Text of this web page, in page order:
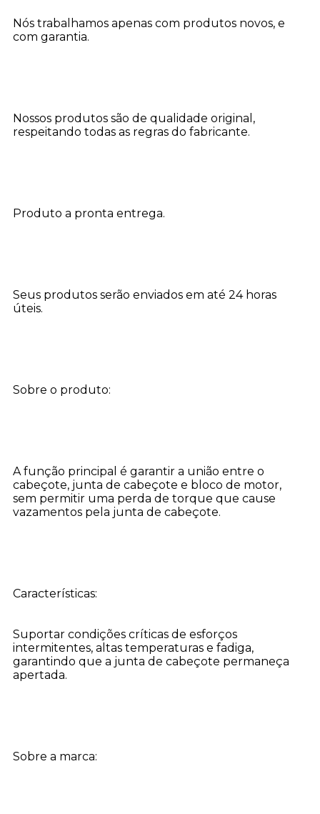
Nós trabalhamos apenas com produtos novos, e
com garantia.
Nossos produtos são de qualidade original,
respeitando todas as regras do fabricante.
Produto a pronta entrega.
Seus produtos serão enviados em até 24 horas
úteis.
Sobre o produto:
A função principal é garantir a união entre o
cabeçote, junta de cabeçote e bloco de motor,
sem permitir uma perda de torque que cause
vazamentos pela junta de cabeçote.
Características:
Suportar condições críticas de esforços
intermitentes, altas temperaturas e fadiga,
garantindo que a junta de cabeçote permaneça
apertada.
Sobre a marca: